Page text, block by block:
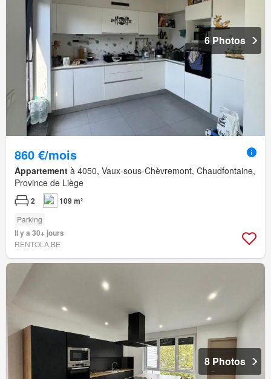
6 Photos
860 €/mois
Appartement à 4050, Vaux-sous-Chèvremont, Chaudfontaine,
Province de Liège
2 109 m²
Parking
Il y a 30+ jours
RENTOLA.BE
8 Photos